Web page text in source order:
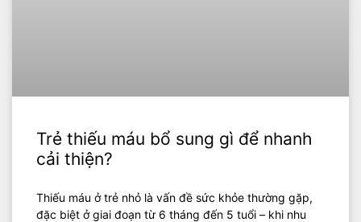
Trẻ thiếu máu bổ sung gì để nhanh
cải thiện?
Thiếu máu ở trẻ nhỏ là vấn đề sức khỏe thường gặp,
đặc biệt ở giai đoạn từ 6 tháng đến 5 tuổi – khi nhu